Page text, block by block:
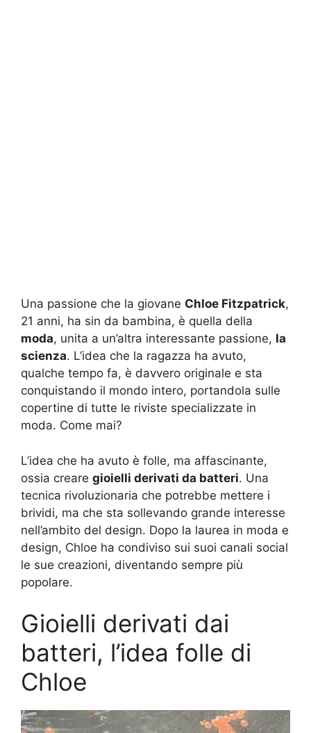
Una passione che la giovane Chloe Fitzpatrick,
21 anni, ha sin da bambina, è quella della
moda, unita a un’altra interessante passione, la
scienza. L’idea che la ragazza ha avuto,
qualche tempo fa, è davvero originale e sta
conquistando il mondo intero, portandola sulle
copertine di tutte le riviste specializzate in
moda. Come mai?
L’idea che ha avuto è folle, ma affascinante,
ossia creare gioielli derivati da batteri. Una
tecnica rivoluzionaria che potrebbe mettere i
brividi, ma che sta sollevando grande interesse
nell’ambito del design. Dopo la laurea in moda e
design, Chloe ha condiviso sui suoi canali social
le sue creazioni, diventando sempre più
popolare.
Gioielli derivati dai
batteri, l’idea folle di
Chloe